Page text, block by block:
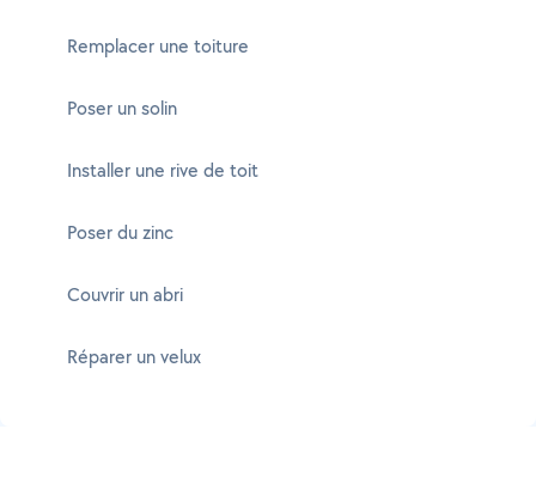
Remplacer une toiture
Poser un solin
Installer une rive de toit
Poser du zinc
Couvrir un abri
Réparer un velux